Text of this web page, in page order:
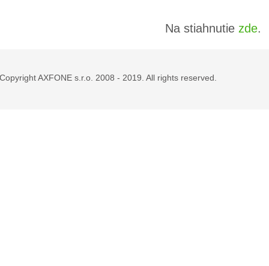
Na stiahnutie zde.
AXFONE s.r.o. 2008 - 2019. All rights reserved.